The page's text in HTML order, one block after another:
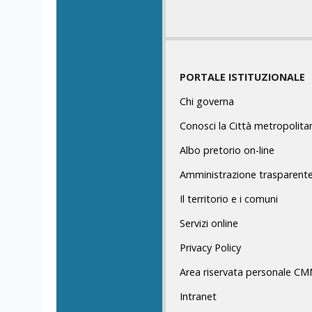
PORTALE ISTITUZIONALE
Chi governa
Conosci la Città
Albo pretorio on-line
Amministrazione trasparente
Il territorio e i comuni
Servizi online
Privacy Policy
Area riservata personale
Intranet